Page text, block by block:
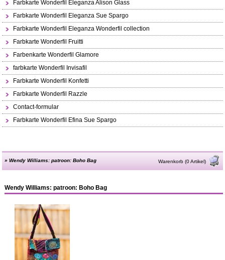
Farbkarte Wonderfil Eleganza Alison Glass
Farbkarte Wonderfil Eleganza Sue Spargo
Farbkarte Wonderfil Eleganza Wonderfil collection
Farbkarte Wonderfil Fruitti
Farbenkarte Wonderfil Glamore
farbkarte Wonderfil Invisafil
Farbkarte Wonderfil Konfetti
Farbkarte Wonderfil Razzle
Contact-formular
Farbkarte Wonderfil Efina Sue Spargo
»Wendy Williams: patroon: Boho Bag Warenkorb (0 Artikel)
Wendy Williams: patroon: Boho Bag